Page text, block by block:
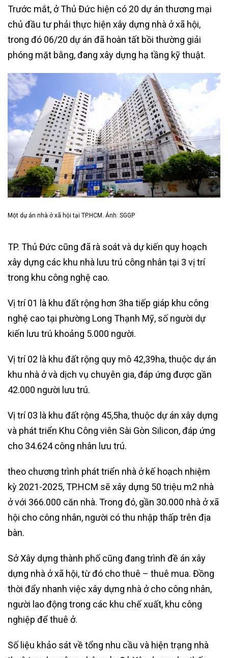
Trước mắt, ở Thủ Đức hiện có 20 dự án thương mại
chủ đầu tư phải thực hiện xây dựng nhà ở xã hội,
trong đó 06/20 dự án đã hoàn tất bồi thường giải
phóng mặt bằng, đang xây dựng hạ tầng kỹ thuật.
Một dự án nhà ở xã hội tại TP.HCM. Ảnh: SGGP
TP. Thủ Đức cũng đã rà soát và dự kiến quy hoạch
xây dựng các khu nhà lưu trú công nhân tại 3 vị trí
trong khu công nghệ cao.
Vị trí 01 là khu đất rộng hơn 3ha tiếp giáp khu công
nghệ cao tại phường Long Thạnh Mỹ, số người dự
kiến lưu trú khoảng 5.000 người.
Vị trí 02 là khu đất rộng quy mô 42,39ha, thuộc dự án
khu nhà ở và dịch vụ chuyên gia, đáp ứng được gần
42.000 người lưu trú.
Vị trí 03 là khu đất rộng 45,5ha, thuộc dự án xây dựng
và phát triển Khu Công viên Sài Gòn Silicon, đáp ứng
cho 34.624 công nhân lưu trú.
theo chương trình phát triển nhà ở kế hoạch nhiệm
kỳ 2021-2025, TP.HCM sẽ xây dựng 50 triệu m2 nhà
ở với 366.000 căn nhà. Trong đó, gần 30.000 nhà ở xã
hội cho công nhân, người có thu nhập thấp trên địa
bàn.
Sở Xây dựng thành phố cũng đang trình đề án xây
dựng nhà ở xã hội, từ đó cho thuê – thuê mua. Đồng
thời đẩy nhanh việc xây dựng nhà ở cho công nhân,
người lao động trong các khu chế xuất, khu công
nghiệp để thuê ở.
Số liệu khảo sát về tổng nhu cầu và hiện trạng nhà